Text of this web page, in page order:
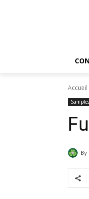
Accueil
By